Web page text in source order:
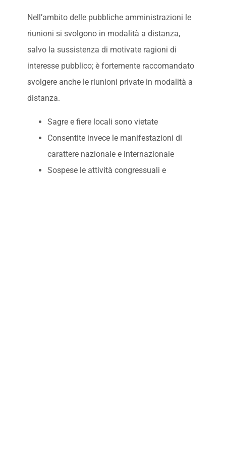
Nell’ambito delle pubbliche amministrazioni le
riunioni si svolgono in modalità a distanza,
salvo la sussistenza di motivate ragioni di
interesse pubblico; è fortemente raccomandato
svolgere anche le riunioni private in modalità a
distanza.
Sagre e fiere locali sono vietate
Consentite invece le manifestazioni di
carattere nazionale e internazionale
Sospese le attività congressuali e